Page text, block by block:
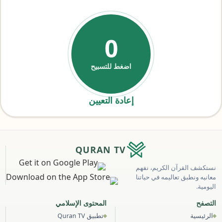
0
اضغط للتسبيح
إعادة التعيين
QURAN TV
نستكشف القرآن الكريم، نفهم
معانيه ونطبق تعاليمه في حياتنا
اليومية.
التصفح
الرئيسية
المحتوى الإسلامي
تطبيق Quran TV